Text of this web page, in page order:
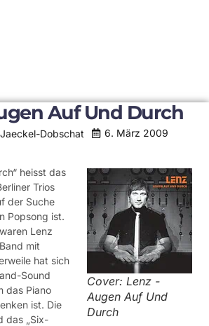
Auf Und Durch
Dobschat 6. März 2009
Cover: Lenz -
Augen Auf Und
Durch
heisst das
Trios
der Suche
Popsong ist.
Lenz
mit
hat sich
Sound
das Piano
ist. Die
das „Six-